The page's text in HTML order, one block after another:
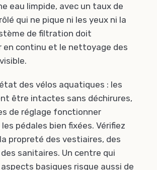
eau limpide, avec un taux de
qui ne pique ni les yeux ni la
de filtration doit
en continu et le nettoyage des
des vélos aquatiques : les
être intactes sans déchirures,
de réglage fonctionner
pédales bien fixées. Vérifiez
propreté des vestiaires, des
sanitaires. Un centre qui
basiques risque aussi de